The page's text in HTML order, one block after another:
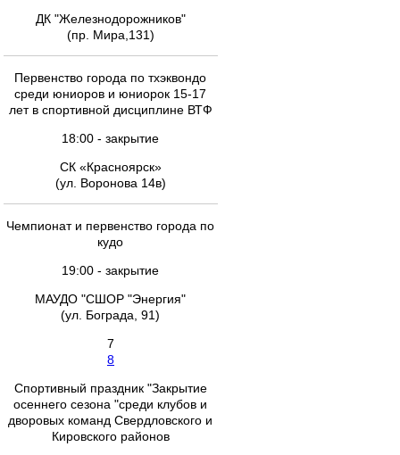
ДК "Железнодорожников"
(пр. Мира,131)
Первенство города по тхэквондо
среди юниоров и юниорок 15-17
лет в спортивной дисциплине ВТФ
18:00 - закрытие
СК «Красноярск»
(ул. Воронова 14в)
Чемпионат и первенство города по
кудо
19:00 - закрытие
МАУДО "СШОР "Энергия"
(ул. Бограда, 91)
7
8
Спортивный праздник "Закрытие
осеннего сезона "среди клубов и
дворовых команд Свердловского и
Кировского районов